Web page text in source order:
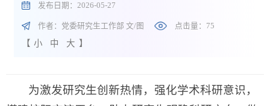
发布日期：2026-05-27
作者：党委研究生工作部 文/图 点击量： 75
【 小 中 大 】
为激发研究生创新热情，强化学术科研意识，